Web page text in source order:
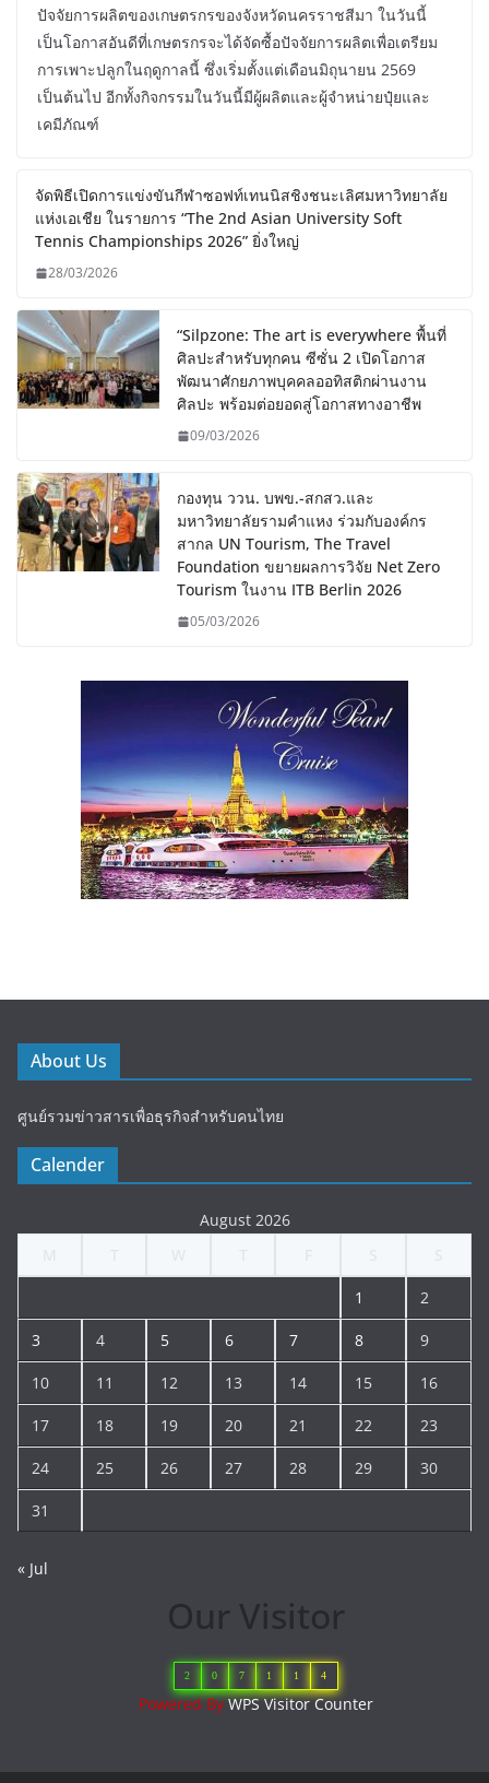
ปัจจัยการผลิตของเกษตรกรของจังหวัดนครราชสีมา ในวันนี้
เป็นโอกาสอันดีที่เกษตรกรจะได้จัดซื้อปัจจัยการผลิตเพื่อเตรียม
การเพาะปลูกในฤดูกาลนี้ ซึ่งเริ่มตั้งแต่เดือนมิถุนายน 2569
เป็นต้นไป อีกทั้งกิจกรรมในวันนี้มีผู้ผลิตและผู้จำหน่ายปุ๋ยและ
เคมีภัณฑ์
จัดพิธีเปิดการแข่งขันกีฬาซอฟท์เทนนิสชิงชนะเลิศมหาวิทยาลัย
แห่งเอเชีย ในรายการ “The 2nd Asian University Soft
Tennis Championships 2026” ยิ่งใหญ่
28/03/2026
“Silpzone: The art is everywhere พื้นที่
ศิลปะสำหรับทุกคน ซีซั่น 2 เปิดโอกาส
พัฒนาศักยภาพบุคคลออทิสติกผ่านงาน
ศิลปะ พร้อมต่อยอดสู่โอกาสทางอาชีพ
09/03/2026
กองทุน ววน. บพข.-สกสว.และ
มหาวิทยาลัยรามคำแหง ร่วมกับองค์กร
สากล UN Tourism, The Travel
Foundation ขยายผลการวิจัย Net Zero
Tourism ในงาน ITB Berlin 2026
05/03/2026
About Us
ศูนย์รวมข่าวสารเพื่อธุรกิจสำหรับคนไทย
Calender
August 2026
1 2
3 4 5 6 7 8 9
10 11 12 13 14 15 16
17 18 19 20 21 22 23
24 25 26 27 28 29 30
31
« Jul
Our Visitor
2 0 7 1 1 4
Powered ByWPS Visitor Counter